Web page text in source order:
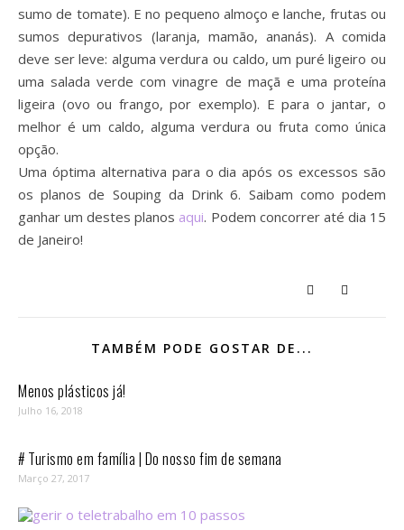
sumo de tomate). E no pequeno almoço e lanche, frutas ou
sumos depurativos (laranja, mamão, ananás). A comida
deve ser leve: alguma verdura ou caldo, um puré ligeiro ou
uma salada verde com vinagre de maçã e uma proteína
ligeira (ovo ou frango, por exemplo). E para o jantar, o
melhor é um caldo, alguma verdura ou fruta como única
opção.
Uma óptima alternativa para o dia após os excessos são
os planos de Souping da Drink 6. Saibam como podem
ganhar um destes planos aqui. Podem concorrer até dia 15
de Janeiro!
TAMBÉM PODE GOSTAR DE...
Menos plásticos já!
Julho 16, 2018
# Turismo em família | Do nosso fim de semana
Março 27, 2017